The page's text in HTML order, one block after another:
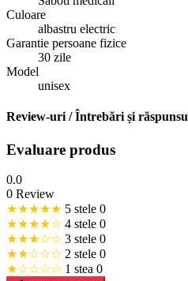
Culoare
albastru electric
Garantie persoane fizice
30 zile
Model
unisex
Review-uri / Întrebări și
Evaluare produs
0.0
0 Review
★★★★★ 5 stele 0
★★★★☆ 4 stele 0
★★★☆☆ 3 stele 0
★★☆☆☆ 2 stele 0
★☆☆☆☆ 1 stea 0